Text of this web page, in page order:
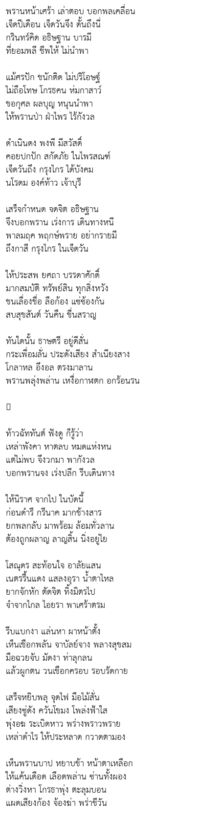
พรานหน้าเศร้า เล่าตอบ บอกพลเคลื่อน
เจ็ดปีเดือน เจ็ดวันจึง ดั้นถึงนี่
กรินทร์คิด อธิษฐาน บารมี
ที่ยอมพลี ชีพให้ ไม่นำพา
แม้ศรปัก ชนักติด ไม่ปริโอษฐ์
ไม่ถือโทษ โกรธคน ห่มกาสาว์
ขอกุศล ผลบุญ หนุนนำพา
ให้พรานป่า ฝ่าไพร ไร้กังวล
ดำเนินดง พงพี มีสวัสดิ์
คอยปกปัก สกัดภัย ในไพรสณฑ์
เจ็ดวันถึง กรุงไกร ได้บังคม
นโรดม องค์ท้าว เจ้าบุรี
เสร็จกำหนด จดจิต อธิษฐาน
จึงบอกพราน เร่งการ เดินทางหนี
พาลมฤค พฤกษ์พราย อย่ากรายมี
ถึงกาสี กรุงไกร ในเจ็ดวัน
ให้ประสพ ยศถา บรรดาศักดิ์
มากสมบัติ ทรัพย์สิน ทุกสิ่งหวัง
ชนเลื่องชื่อ ลือก้อง แซ่ซ้องกัน
สบสุขสันต์ วันคืน ชื่นสราญ
ทันใดนั้น ธาษตรี อยู่ดีสั่น
กระเพื่อมลั่น ประดังเสียง สำเนียงสาง
โกลาหล อึงอล ตรงมาลาน
พรานพลุ่งพล่าน เหงื่อกาฬตก อกร้อนรน

ท้าวฉัททันต์ ฟังดู ก็รู้ว่า
เหล่าพังคา หาตลบ หมดแห่งหน
แต่ไม่พบ จึงวกมา พากังวล
บอกพรานจง เร่งปลีก รีบเดินทาง
ให้นิราศ จากไป ในบัดนี้
ก่อนดำรี กรีนาค มากช้างสาร
ยกพลกลับ มาพร้อม ล้อมทั่วลาน
ต้องถูกผลาญ ลาญสิ้น นิ่งอยู่ไย
โสณุดร สะท้อนใจ อาลัยแสน
เนตรรื้นแดง แสลงอุรา น้ำตาไหล
ยากจักหัก ตัดจิต ทิ้งมิตรไป
จำจากไกล ไอยรา พาเศร้าตรม
รีบแบกงา แล่นหา ผาหน้าตั้ง
เห็นเชือกพลัน จาบัลย์จาง พลางสุขสม
มือฉวยจับ มัดงา ท่าลุกลน
แล้วผูกตน วนเชือกครอบ รอบรัดกาย
เสร็จหยิบพลุ จุดไฟ มือไม้สั่น
เสียงซู่ดัง ควันโขมง โพล่งฟ้าใส
พุ่งอฆ ระเบิดหาว พร่างพราวพราย
เหล่าดำไร ให้ประหลาด กวาดตามอง
เห็นพรานบาป หยาบช้า หน้าตาเหลือก
ให้แค้นเดือด เลือดพล่าน ซ่านทั้งผอง
ต่างวิ่งหา โกรธาพุ่ง ตะลุมบอน
แผดเสียงก้อง จ้องฆ่า พร่าชีวัน